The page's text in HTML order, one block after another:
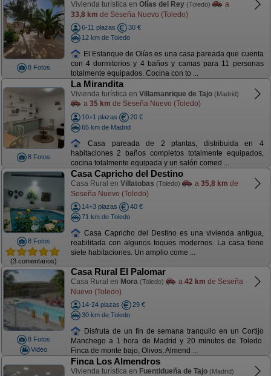
8 Fotos
Vivienda turística en Olías del Rey (Toledo)
a
33,8 km de Seseña Nuevo (Toledo)
6-11 plazas
30 €
12 km de Toledo
El Estanque de Olías es una casa pareada que cuenta
con 4 dormitorios y 4 baños y camas para 11 personas
totalmente equipados. Cocina con to ...
8 Fotos
La Mirandita
Vivienda turística en Villamanrique de Tajo (Madrid)
a 35 km de Seseña Nuevo (Toledo)
10+1 plazas
20 €
65 km de Madrid
Casa pareada de 2 plantas, distribuida en 4
habitaciones 2 baños completos totalmente equipados,
cocina totalmente equipada y un salón comed ...
8 Fotos
(3 comentarios)
Casa Capricho del Destino
Casa Rural en Villatobas (Toledo) a 35,8 km de
Seseña Nuevo (Toledo)
14+3 plazas
40 €
71 km de Toledo
Casa Capricho del Destino es una vivienda antigua,
reabilitada con algunos toques modernos. La casa tiene
siete habitaciones. Un amplio come ...
8 Fotos
Video
Casa Rural El Palomar
Casa Rural en Mora (Toledo) a 42 km de Seseña
Nuevo (Toledo)
14-24 plazas
29 €
30 km de Toledo
Disfruta de un fin de semana tranquilo en un Cortijo
Manchego a 1 hora de Madrid y 20 minutos de Toledo.
Finca de monte bajo, Olivos, Almend ...
Finca Los Almendros
Vivienda turística en Fuentidueña de Tajo (Madrid)